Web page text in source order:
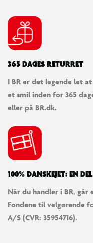
365 DAGES RETURRET
I BR er det legende let
et smil inden for 365
eller på BR.dk.
100% DANSKEJET: EN
Når du handler i BR, går
Fondene til velgørende
A/S (CVR: 35954716).